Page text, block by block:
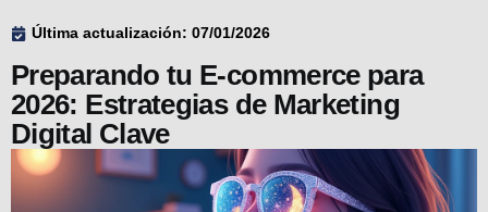
Última actualización: 07/01/2026
Preparando tu E-commerce para
2026: Estrategias de Marketing
Digital Clave